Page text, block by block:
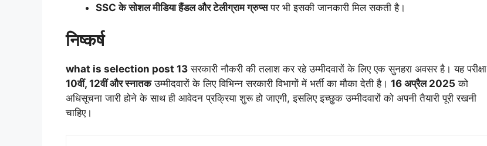
SSC के सोशल मीडिया हैंडल और टेलीग्राम ग्रुप्सपर भी इसकी जानकारी मिल सकती है।
निष्कर्ष
what is selection post 13 सरकारी नौकरी की तलाश कर रहे उम्मीदवारों के लिए एक सुनहरा अवसर है। यह परीक्षा
10वीं, 12वीं और स्नातकउम्मीदवारों के लिए विभिन्न सरकारी विभागों में भर्ती का मौका देती है। 16 अप्रैल 2025 को
अधिसूचना जारी होने के साथ ही आवेदन प्रक्रिया शुरू हो जाएगी, इसलिए इच्छुक उम्मीदवारों को अपनी तैयारी पूरी रखनी
चाहिए।